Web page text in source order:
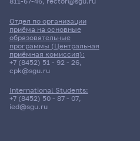
Поиск по ключевым словам
Главные
Отдел по организации
приёма на основные
образовательные
программы (Центральная
приёмная комиссия):
+7 (8452) 51 - 92 - 26,
cpk@sgu.ru
International Students:
+7 (8452) 50 - 87 - 07,
ied@sgu.ru